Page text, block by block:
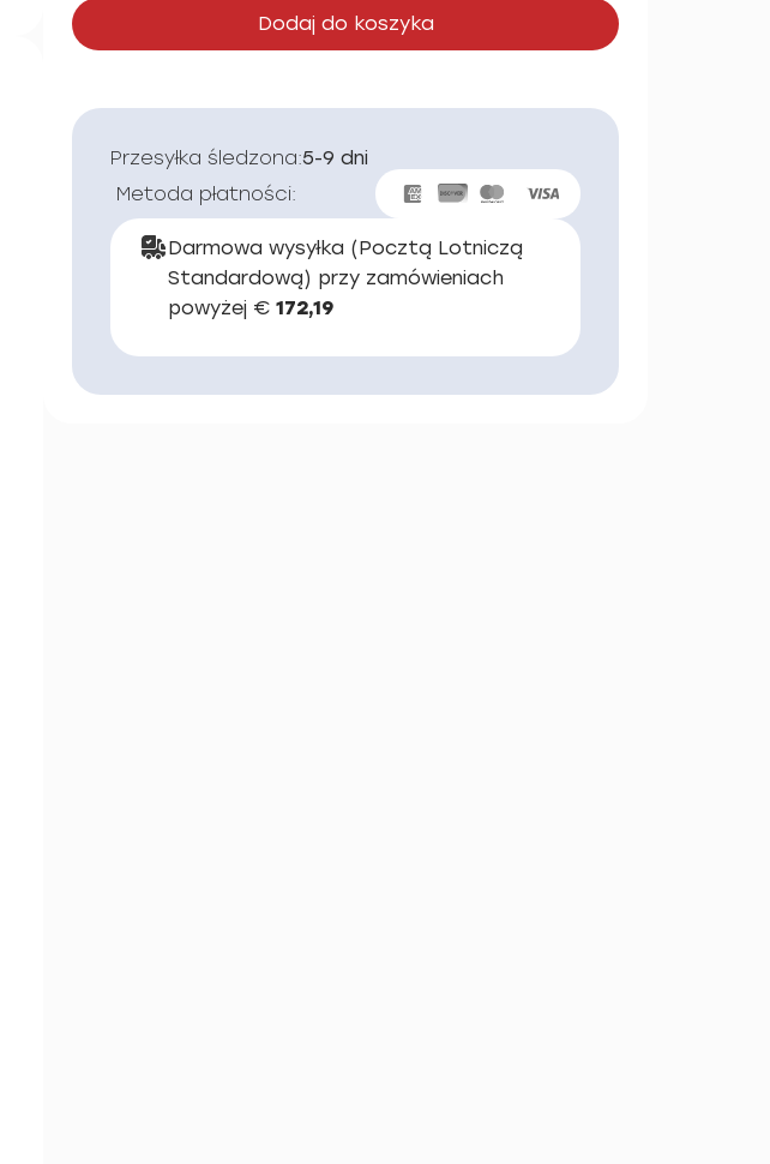
Dodaj do koszyka
Przesyłka śledzona:5-9 dni
Metoda płatności:
Darmowa wysyłka (Pocztą Lotniczą
Standardową) przy zamówieniach
powyżej € 172,19